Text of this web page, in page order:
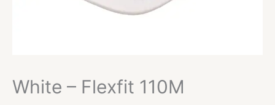
White – Flexfit 110M